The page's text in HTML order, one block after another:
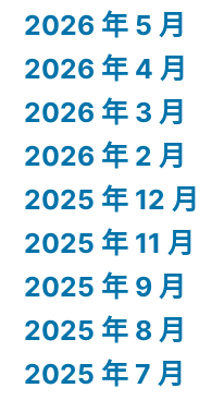
2026 年 5 月
2026 年 4 月
2026 年 3 月
2026 年 2 月
2025 年 12 月
2025 年 11 月
2025 年 9 月
2025 年 8 月
2025 年 7 月